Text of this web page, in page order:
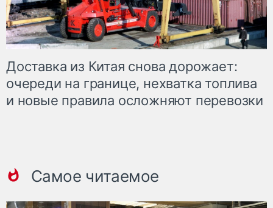
Доставка из Китая снова дорожает:
очереди на границе, нехватка топлива
и новые правила осложняют перевозки
Самое читаемое